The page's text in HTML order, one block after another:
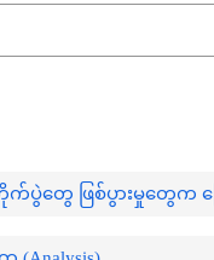
က်ပွဲတွေ ဖြစ်ပွားမှုတွေက